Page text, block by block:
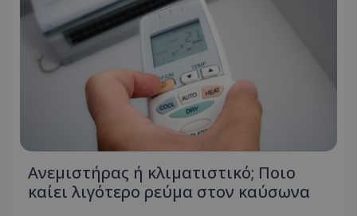
Ανεμιστήρας ή κλιματιστικό; Ποιο
καίει λιγότερο ρεύμα στον καύσωνα